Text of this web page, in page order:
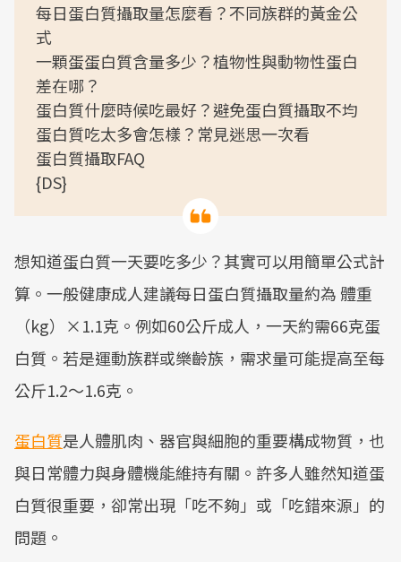
每日蛋白質攝取量怎麼看？不同族群的黃金公
式
一顆蛋蛋白質含量多少？植物性與動物性蛋白
差在哪？
蛋白質什麼時候吃最好？避免蛋白質攝取不均
蛋白質吃太多會怎樣？常見迷思一次看
蛋白質攝取FAQ
{DS}
想知道蛋白質一天要吃多少？其實可以用簡單公式計
算。一般健康成人建議每日蛋白質攝取量約為 體重
（kg）×1.1克。例如60公斤成人，一天約需66克蛋
白質。若是運動族群或樂齡族，需求量可能提高至每
公斤1.2～1.6克。
蛋白質是人體肌肉、器官與細胞的重要構成物質，也
與日常體力與身體機能維持有關。許多人雖然知道蛋
白質很重要，卻常出現「吃不夠」或「吃錯來源」的
問題。